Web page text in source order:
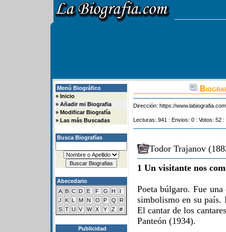
Menú Biográfico
» Inicio
» Añadir mi Biografia
» Modificar Biografía
» Las más Buscadas
Busca Biografías
Abecedario
A B C D E F G H
I
J
K L M N O P Q
R
S T U V W X Y Z #
Publicidad
Dirección: https://
Lecturas: 941 : Envios: 0 : Votos: 52
Todor Trajanov
1 Un visitante nos
Poeta búlgaro. Fue
simbolismo en su país.
El cantar de los
Panteón (1934).